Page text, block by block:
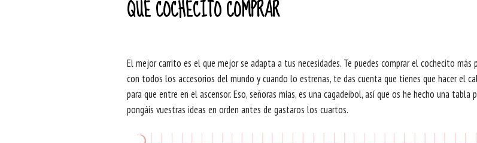
QUE COCHECITO COMPRAR
El mejor carrito es el que mejor se adapta a tus necesidades. Te puedes comprar el cochecito más
con todos los accesorios del mundo y cuando lo estrenas, te das cuenta que tienes que hacer el
para que entre en el ascensor. Eso, señoras mías, es una cagadeibol, así que os he hecho una tabla
pongáis vuestras ideas en orden antes de gastaros los cuartos.